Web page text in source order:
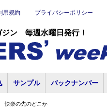
ジン 毎週水曜日発行！
用規約 プライバシーポリシー
サンプル バックナンバー
快楽の先のどこか